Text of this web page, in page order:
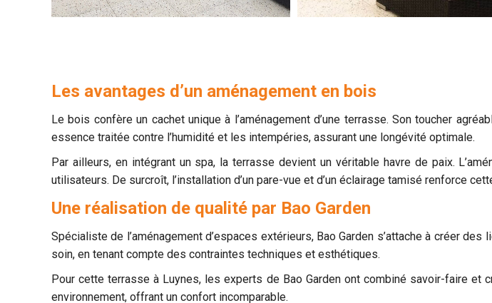
Les avantages d’un aménagement en bois
Le bois confère un cachet unique à l’aménagement d’une terrasse. Son toucher
essence traitée contre l’humidité et les intempéries, assurant une longévité optimale.
Par ailleurs, en intégrant un spa, la terrasse devient un véritable havre de paix.
utilisateurs. De surcroît, l’installation d’un pare-vue et d’un éclairage tamisé renforce
Une réalisation de qualité par Bao Garden
Spécialiste de l’aménagement d’espaces extérieurs, Bao Garden s’attache à créer
soin, en tenant compte des contraintes techniques et esthétiques.
Pour cette terrasse à Luynes, les experts de Bao Garden ont combiné savoir-faire
environnement, offrant un confort incomparable.